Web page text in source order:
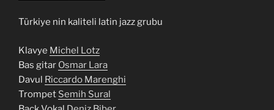
Türkiye nin kaliteli latin jazz grubu
Klavye Michel Lotz
Bas gitar Osmar Lara
Davul Riccardo Marenghi
Trompet Semih Sural